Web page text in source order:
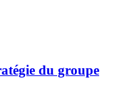
du groupe